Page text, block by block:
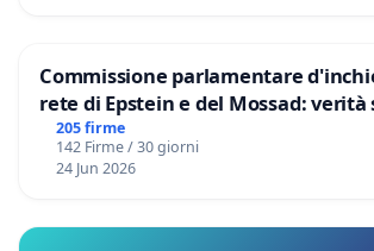
Commissione parlamentare
rete di Epstein e del Mossad: verità
Files
205 firme
142 Firme / 30 giorni
24 Jun 2026